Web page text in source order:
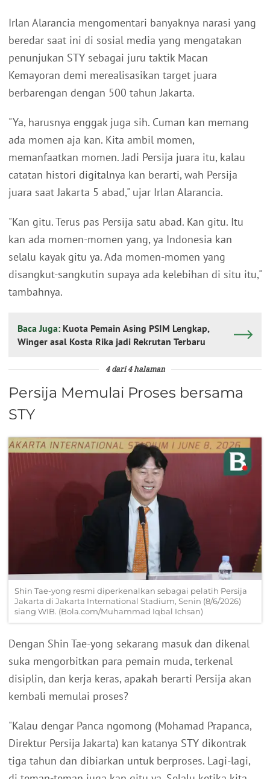
Irlan Alarancia mengomentari banyaknya narasi yang
beredar saat ini di sosial media yang mengatakan
penunjukan STY sebagai juru taktik Macan
Kemayoran demi merealisasikan target juara
berbarengan dengan 500 tahun Jakarta.
"Ya, harusnya enggak juga sih. Cuman kan memang
ada momen aja kan. Kita ambil momen,
memanfaatkan momen. Jadi Persija juara itu, kalau
catatan histori digitalnya kan berarti, wah Persija
juara saat Jakarta 5 abad," ujar Irlan Alarancia.
"Kan gitu. Terus pas Persija satu abad. Kan gitu. Itu
kan ada momen-momen yang, ya Indonesia kan
selalu kayak gitu ya. Ada momen-momen yang
disangkut-sangkutin supaya ada kelebihan di situ itu,"
tambahnya.
Baca Juga: Kuota Pemain Asing PSIM Lengkap,
Winger asal Kosta Rika jadi Rekrutan Terbaru
4 dari 4 halaman
Persija Memulai Proses bersama
STY
Shin Tae-yong resmi diperkenalkan sebagai pelatih Persija
Jakarta di Jakarta International Stadium, Senin (8/6/2026)
siang WIB. (Bola.com/Muhammad Iqbal Ichsan)
Dengan Shin Tae-yong sekarang masuk dan dikenal
suka mengorbitkan para pemain muda, terkenal
disiplin, dan kerja keras, apakah berarti Persija akan
kembali memulai proses?
"Kalau dengar Panca ngomong (Mohamad Prapanca,
Direktur Persija Jakarta) kan katanya STY dikontrak
tiga tahun dan dibiarkan untuk berproses. Lagi-lagi,